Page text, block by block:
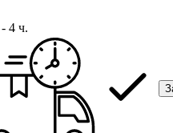
4 ч.